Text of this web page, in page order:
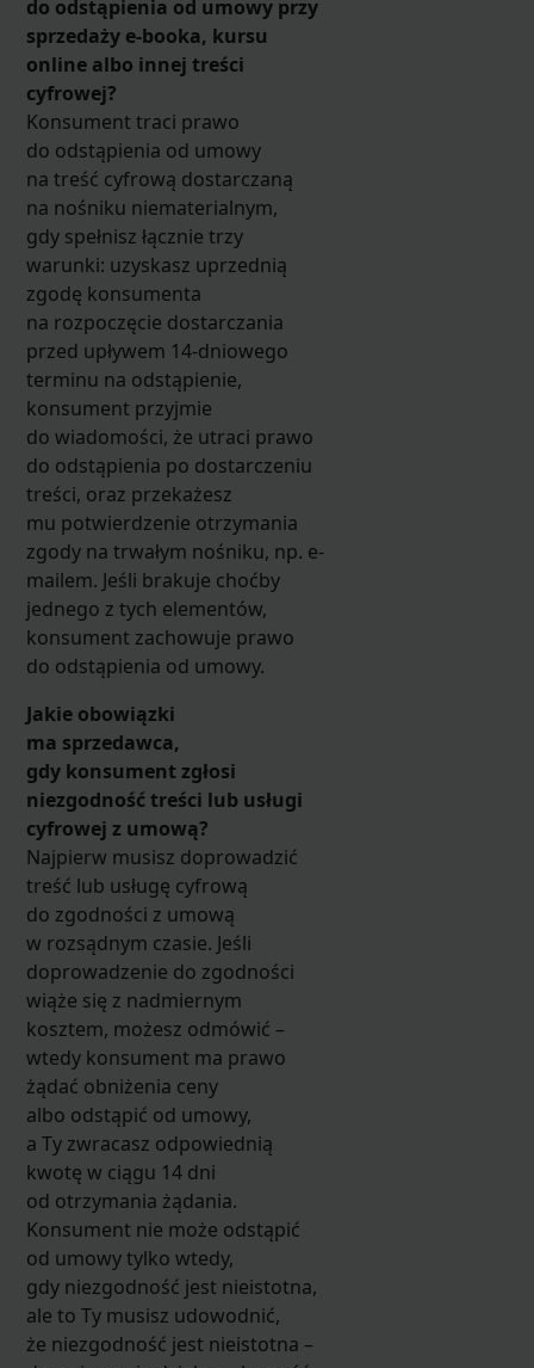
do odstąpienia od umowy przy
sprzedaży e-booka, kursu
online albo innej treści
cyfrowej?
Konsument traci prawo
do odstąpienia od umowy
na treść cyfrową dostarczaną
na nośniku niematerialnym,
gdy spełnisz łącznie trzy
warunki: uzyskasz uprzednią
zgodę konsumenta
na rozpoczęcie dostarczania
przed upływem 14-dniowego
terminu na odstąpienie,
konsument przyjmie
do wiadomości, że utraci prawo
do odstąpienia po dostarczeniu
treści, oraz przekażesz
mu potwierdzenie otrzymania
zgody na trwałym nośniku, np. e-
mailem. Jeśli brakuje choćby
jednego z tych elementów,
konsument zachowuje prawo
do odstąpienia od umowy.
Jakie obowiązki
ma sprzedawca,
gdy konsument zgłosi
niezgodność treści lub usługi
cyfrowej z umową?
Najpierw musisz doprowadzić
treść lub usługę cyfrową
do zgodności z umową
w rozsądnym czasie. Jeśli
doprowadzenie do zgodności
wiąże się z nadmiernym
kosztem, możesz odmówić –
wtedy konsument ma prawo
żądać obniżenia ceny
albo odstąpić od umowy,
a Ty zwracasz odpowiednią
kwotę w ciągu 14 dni
od otrzymania żądania.
Konsument nie może odstąpić
od umowy tylko wtedy,
gdy niezgodność jest nieistotna,
ale to Ty musisz udowodnić,
że niezgodność jest nieistotna –